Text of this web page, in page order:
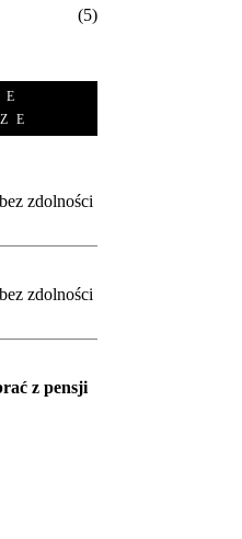
5
zdolności
zdolności
z pensji